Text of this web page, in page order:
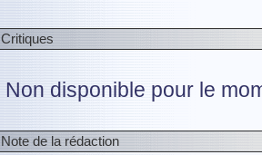
Critiques
Non disponible pour le
Note de la rédaction